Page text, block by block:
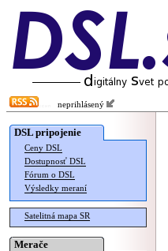
neprihlásený
DSL pripojenie
Ceny DSL
Dostupnosť DSL
Fórum o DSL
Výsledky meraní
Satelitná mapa SR
Merače